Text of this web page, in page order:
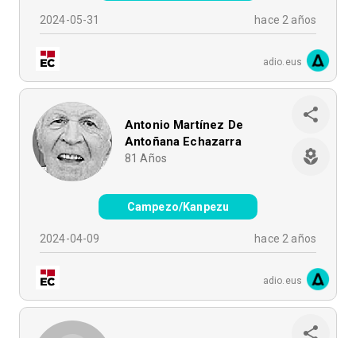
2024-05-31 hace 2 años
adio.eus
Antonio Martínez De
Antoñana Echazarra
81 Años
Campezo/Kanpezu
2024-04-09 hace 2 años
adio.eus